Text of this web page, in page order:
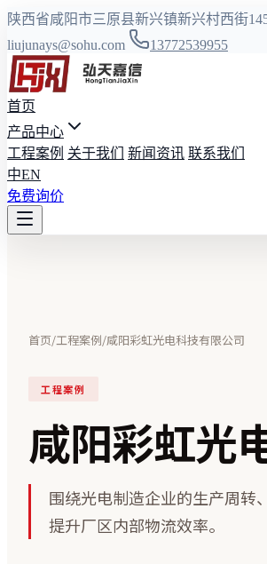
陕西省咸阳市三原县新兴镇新兴村西街
liujunays@sohu.com
13772539955
首页
产品中心
工程案例 关于我们 新闻资讯 联系我们
中EN
免费询价
首页/工程案例/咸阳彩虹光电科技有限公司
工程案例
咸阳彩虹光
围绕光电制造企业的生产周转
提升厂区内部物流效率。